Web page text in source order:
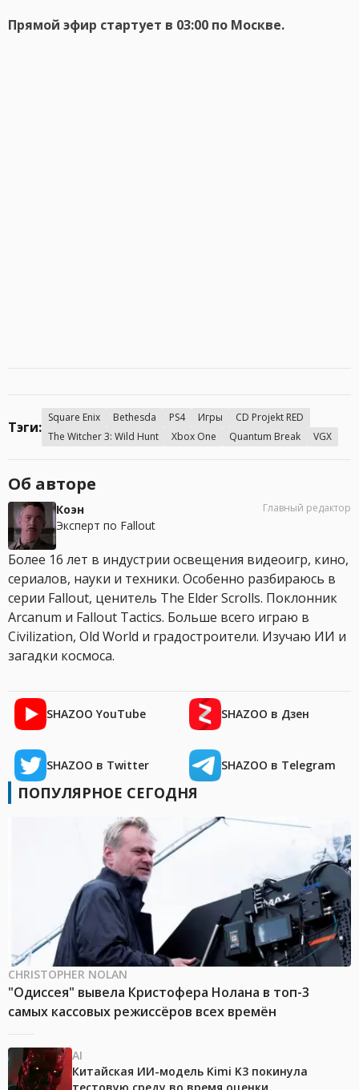
Прямой эфир стартует в 03:00 по Москве.
Тэги:
Square Enix Bethesda PS4 Игры
CD Projekt RED
The Witcher 3: Wild Hunt
Xbox One Quantum Break VGX
Об авторе
Коэн
Эксперт по Fallout
Главный редактор
Более 16 лет в индустрии освещения видеоигр, кино,
сериалов, науки и техники. Особенно разбираюсь в
серии Fallout, ценитель The Elder Scrolls. Поклонник
Arcanum и Fallout Tactics. Больше всего играю в
Civilization, Old World и градостроители. Изучаю ИИ и
загадки космоса.
SHAZOO YouTube SHAZOO в Дзен
SHAZOO в Twitter SHAZOO в Telegram
ПОПУЛЯРНОЕ СЕГОДНЯ
CHRISTOPHER NOLAN
"Одиссея" вывела Кристофера Нолана в топ-3
самых кассовых режиссёров всех времён
AI
Китайская ИИ-модель Kimi K3 покинула